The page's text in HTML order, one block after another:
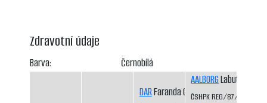
Zdravotní údaje
Barva: Černobílá
DARFaranda CS
AALBORGLabutí řeka CS
ČSHPK REG/87/84